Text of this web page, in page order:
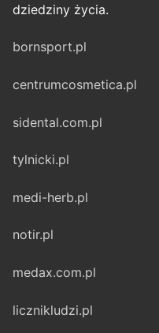
dziedziny życia.
bornsport.pl
centrumcosmetica.pl
sidental.com.pl
tylnicki.pl
medi-herb.pl
notir.pl
medax.com.pl
licznikludzi.pl